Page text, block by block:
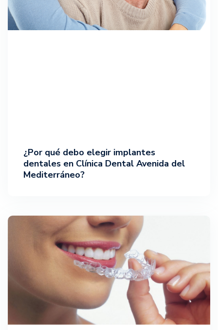
¿Por qué debo elegir implantes
dentales en Clínica Dental Avenida del
Mediterráneo?